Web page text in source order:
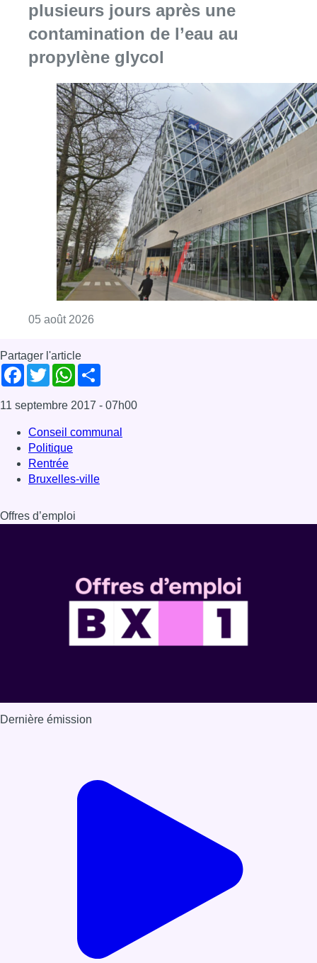
plusieurs jours après une
contamination de l’eau au
propylène glycol
05 août 2026
Partager l'article
Facebook
TwitterWhatsApp
11 septembre 2017 - 07h00
Conseil communal
Politique
Rentrée
Bruxelles-ville
Offres d’emploi
Dernière émission